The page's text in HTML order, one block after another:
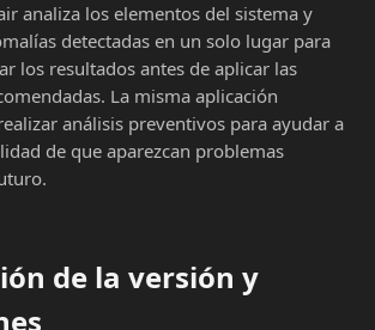
analiza los elementos del sistema y
detectadas en un solo lugar para
los resultados antes de aplicar las
La misma aplicación
análisis preventivos para ayudar a
de que aparezcan problemas
de la versión y